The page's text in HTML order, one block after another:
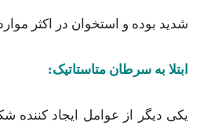
شدید بوده و استخوان در اکثر
ابتلا به سرطان متاستاتیک:
یکی دیگر از عوامل ایجاد کننده